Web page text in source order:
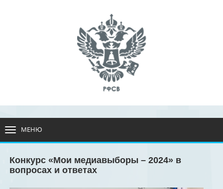
МЕНЮ
Конкурс «Мои медиавыборы – 2024» в
вопросах и ответах